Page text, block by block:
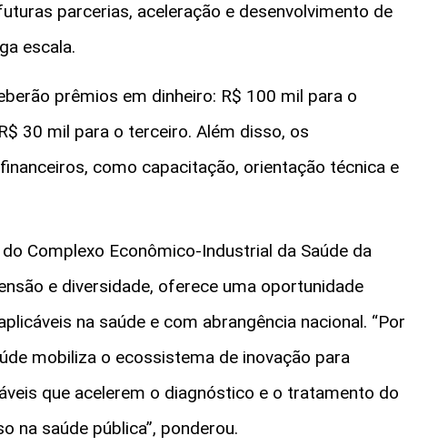
parcerias, aceleração e desenvolvimento de
escala.
prêmios em dinheiro: R$ 100 mil para o
30 mil para o terceiro. Além disso, os
como capacitação, orientação técnica e
Complexo Econômico-Industrial da Saúde da
e diversidade, oferece uma oportunidade
na saúde e com abrangência nacional. “Por
mobiliza o ecossistema de inovação para
que acelerem o diagnóstico e o tratamento do
na saúde pública”, ponderou.